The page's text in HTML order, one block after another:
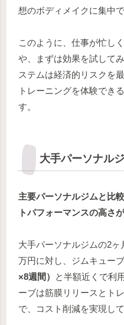
想のボディメイクに集中で
このように、仕事が忙し
や、まずは効果を試して
ステムは経済的リスクを
トレーニングを体験でき
す。
大手パーソナル
主要パーソナルジムと比
トパフォーマンスの高さ
大手パーソナルジムの2
万円に対し、ジムキュー
×8週間）
と半額近くで利
ーブは筋膜リリースとト
で、コスト削減を実現し